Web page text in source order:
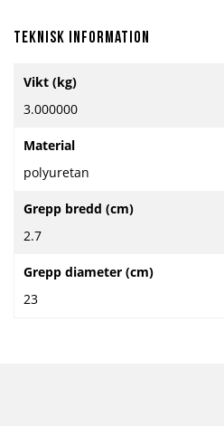
Teknisk information
information
Vikt (kg)
3.000000
Material
polyuretan
Grepp bredd (cm)
2.7
Grepp diameter (cm)
23